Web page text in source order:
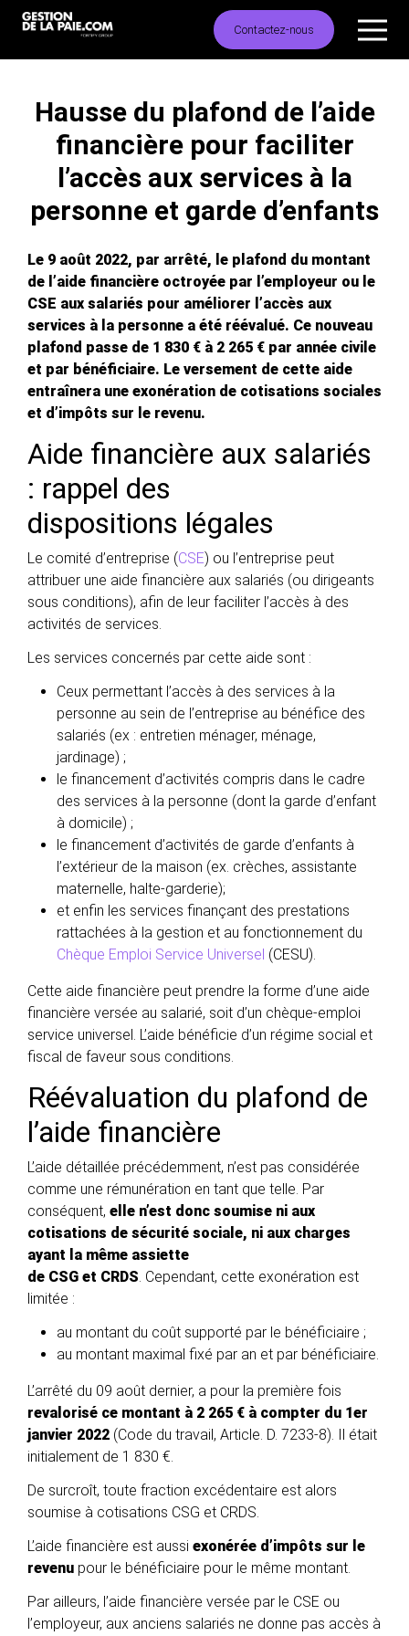
Contactez-nous
Hausse du plafond de l’aide
financière pour faciliter
l’accès aux services à la
personne et garde d’enfants
Le 9 août 2022, par arrêté, le plafond du montant
de l’aide financière octroyée par l’employeur ou le
CSE aux salariés pour améliorer l’accès aux
services à la personne a été réévalué. Ce nouveau
plafond passe de 1 830 € à 2 265 € par année civile
et par bénéficiaire. Le versement de cette aide
entraînera une exonération de cotisations sociales
et d’impôts sur le revenu.
Aide financière aux salariés
: rappel des
dispositions légales
Le comité d’entreprise (CSE) ou l’entreprise peut
attribuer une aide financière aux salariés (ou dirigeants
sous conditions), afin de leur faciliter l’accès à des
activités de services.
Les services concernés par cette aide sont :
Ceux permettant l’accès à des services à la
personne au sein de l’entreprise au bénéfice des
salariés (ex : entretien ménager, ménage,
jardinage) ;
le financement d’activités compris dans le cadre
des services à la personne (dont la garde d’enfant
à domicile) ;
le financement d’activités de garde d’enfants à
l’extérieur de la maison (ex. crèches, assistante
maternelle, halte-garderie);
et enfin les services finançant des prestations
rattachées à la gestion et au fonctionnement du
Chèque Emploi Service Universel (CESU).
Cette aide financière peut prendre la forme d’une aide
financière versée au salarié, soit d’un chèque-emploi
service universel. L’aide bénéficie d’un régime social et
fiscal de faveur sous conditions.
Réévaluation du plafond de
l’aide financière
L’aide détaillée précédemment, n’est pas considérée
comme une rémunération en tant que telle. Par
conséquent, elle n’est donc soumise ni aux
cotisations de sécurité sociale, ni aux charges
ayant la même assiette
de CSG et CRDS. Cependant, cette exonération est
limitée :
au montant du coût supporté par le bénéficiaire ;
au montant maximal fixé par an et par bénéficiaire.
L’arrêté du 09 août dernier, a pour la première fois
revalorisé ce montant à 2 265 € à compter du 1er
janvier 2022 (Code du travail, Article. D. 7233-8). Il était
initialement de 1 830 €.
De surcroît, toute fraction excédentaire est alors
soumise à cotisations CSG et CRDS.
L’aide financière est aussi exonérée d’impôts sur le
revenu pour le bénéficiaire pour le même montant.
Par ailleurs, l’aide financière versée par le CSE ou
l’employeur, aux anciens salariés ne donne pas accès à